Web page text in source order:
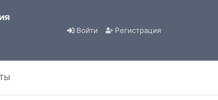
Войти Регистрация